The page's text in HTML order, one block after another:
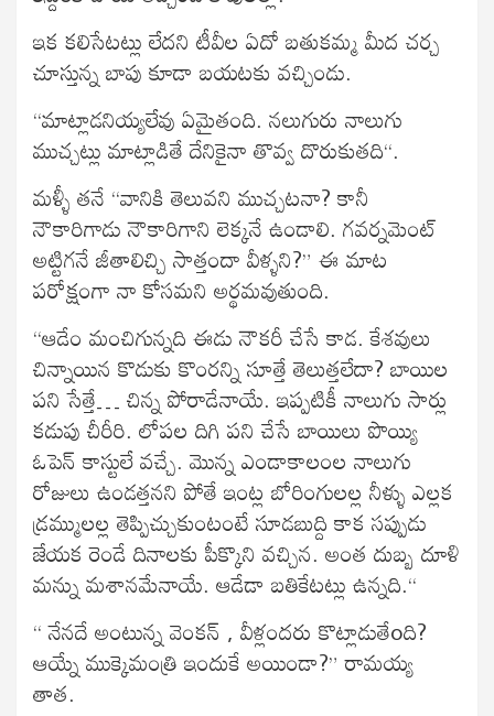
ఇక కలిసేటట్లు లేదని టీవీల ఏదో బతుకమ్మ మీద చర్చ
చూస్తున్న బాపు కూడా బయటకు వచ్చిండు.
“మాట్లాడనియ్యలేవు ఏమైతంది. నలుగురు నాలుగు
ముచ్చట్లు మాట్లాడితే దేనికైనా తొవ్వ దొరుకుతది“.
మళ్ళీ తనే “వానికి తెలువని ముచ్చటనా? కానీ
నౌకారిగాడు నౌకారిగాని లెక్కనే ఉండాలి. గవర్నమెంట్
అట్టిగనే జీతాలిచ్చి సాత్తందా వీళ్ళని?” ఈ మాట
పరోక్షంగా నా కోసమని అర్థమవుతుంది.
“ఆడేం మంచిగున్నది ఈడు నౌకరీ చేసే కాడ. కేశవులు
చిన్నాయిన కొడుకు కొంరన్ని సూత్తే తెలుత్తలేదా? బాయిల
పని సేత్తే… చిన్న పోరాడేనాయే. ఇప్పటికీ నాలుగు సార్లు
కడుపు చీరీరి. లోపల దిగి పని చేసే బాయిలు పొయ్యి
ఓపెన్ కాస్టులే వచ్చే. మొన్న ఎండాకాలంల నాలుగు
రోజులు ఉండత్తనని పోతే ఇంట్ల బోరింగులల్ల నీళ్ళు ఎల్లక
డ్రమ్ములల్ల తెప్పిచ్చుకుంటంటే సూడబుద్ది కాక సప్పుడు
జేయక రెండే దినాలకు పీక్కొని వచ్చిన. అంత దుబ్బ దూళి
మన్ను మశానమేనాయే. ఆడేడా బతికేటట్లు ఉన్నది.“
“ నేనదే అంటున్న వెంకన్ , వీళ్లందరు కొట్లాడుతేoది?
ఆయ్నే ముక్కెమంత్రి ఇందుకే అయిండా?” రామయ్య
తాత.